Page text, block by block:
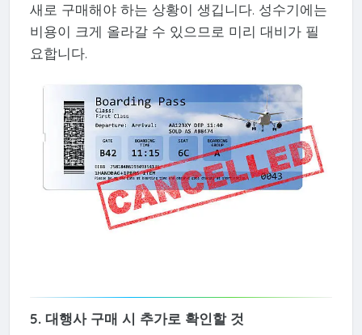
새로 구매해야 하는 상황이 생깁니다. 성수기에는
비용이 크게 올라갈 수 있으므로 미리 대비가 필
요합니다.
5. 대행사 구매 시 추가로 확인할 것